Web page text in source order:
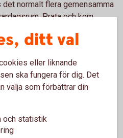
normalt flera gemensamma
Prata och kom
annan eller kanske hemma
jämfört med ett eget
att glömma bort att föräldrar
om du äter hemma, tv,
och andra utgifter som är
ditt val
eller liknande
ska fungera för dig. Det
välja som förbättrar din
och statistik